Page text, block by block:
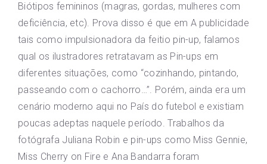
Biótipos femininos (magras, gordas, mulheres com
deficiência, etc). Prova disso é que em A publicidade
tais como impulsionadora da feitio pin-up, falamos
qual os ilustradores retratavam as Pin-ups em
diferentes situações, como “cozinhando, pintando,
passeando com o cachorro…”. Porém, ainda era um
cenário moderno aqui no País do futebol e existiam
poucas adeptas naquele período. Trabalhos da
fotógrafa Juliana Robin e pin-ups como Miss Gennie,
Miss Cherry on Fire e Ana Bandarra foram